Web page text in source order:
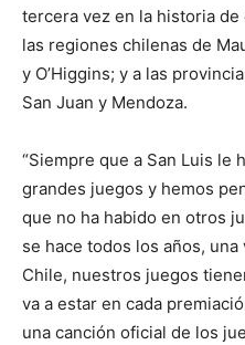
tercera vez en la historia
las regiones chilenas de
y O’Higgins; y a las
San Juan y Mendoza.
“Siempre que a San Luis le
grandes juegos y hemos
que no ha habido en otros
se hace todos los años,
Chile, nuestros juegos
va a estar en cada
una canción oficial de los